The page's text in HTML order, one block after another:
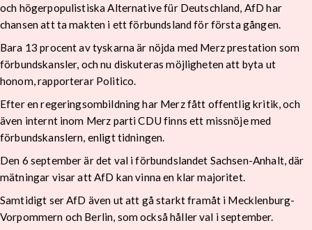
och högerpopulistiska Alternative für Deutschland, AfD har
chansen att ta makten i ett förbundsland för första gången.
Bara 13 procent av tyskarna är nöjda med Merz prestation som
förbundskansler, och nu diskuteras möjligheten att byta ut
honom, rapporterar Politico.
Efter en regeringsombildning har Merz fått offentlig kritik, och
även internt inom Merz parti CDU finns ett missnöje med
förbundskanslern, enligt tidningen.
Den 6 september är det val i förbundslandet Sachsen-Anhalt, där
mätningar visar att AfD kan vinna en klar majoritet.
Samtidigt ser AfD även ut att gå starkt framåt i Mecklenburg-
Vorpommern och Berlin, som också håller val i september.